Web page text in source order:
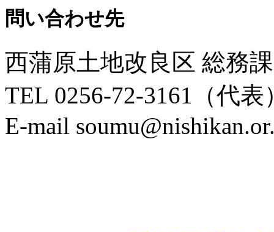
問い合わせ先
西蒲原土地改良区 総務
TEL 0256-72-3161（代表
E-mail